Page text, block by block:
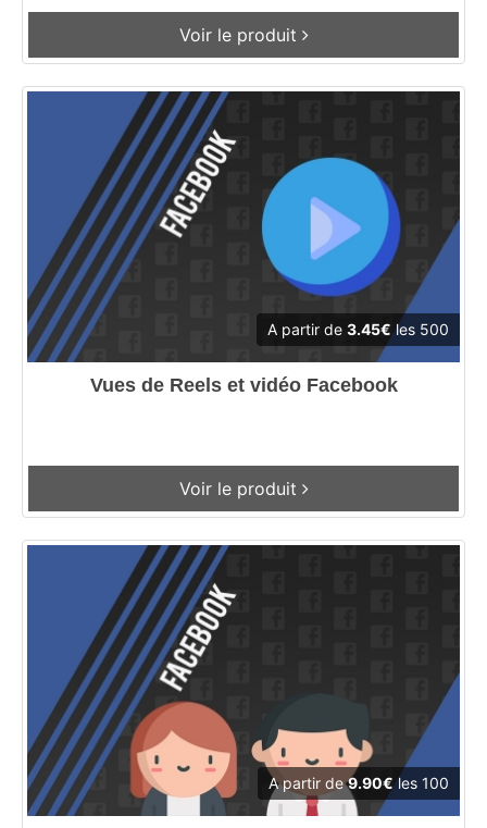
Voir le produit
A partir de 3.45€les 500
Vues de Reels et vidéo Facebook
Voir le produit
A partir de9.90€les 100